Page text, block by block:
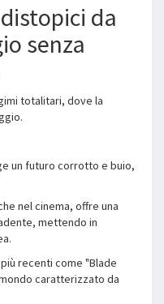
distopici da
senza
totalitari, dove la
un futuro corrotto e buio,
nel cinema, offre una
mettendo in
recenti come "Blade
caratterizzato da